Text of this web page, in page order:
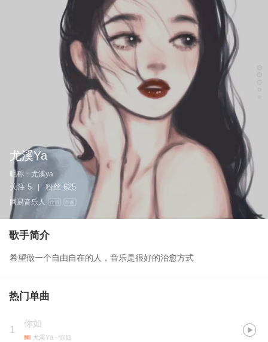
尤溪Ya
昵称： 尤溪ya
关注 5 粉丝 625
网易音乐人 作词 作曲
歌手简介
希望做一个自由自在的人，音乐是很好的治愈方式
热门单曲
1
你如
尤溪Ya - 你如